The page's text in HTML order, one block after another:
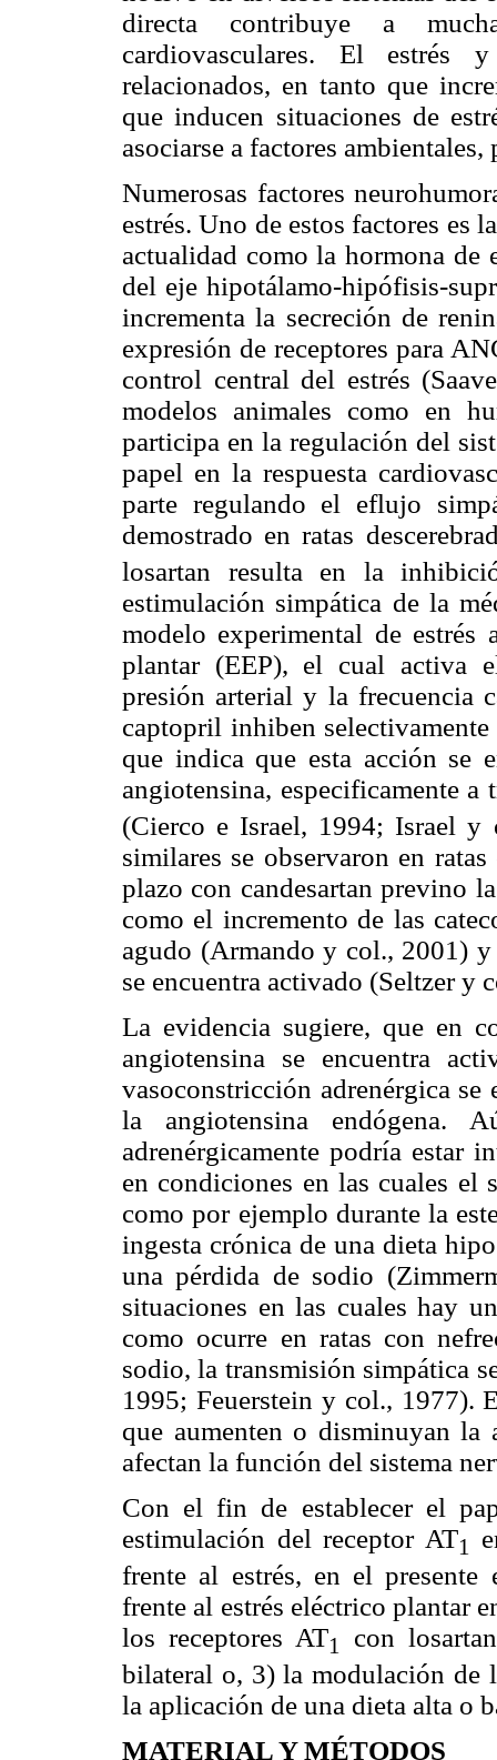
directa contribuye a
cardiovasculares. El estrés
relacionados, en tanto que
que inducen situaciones de
asociarse a factores
Numerosas factores
estrés. Uno de estos factores es
actualidad como la hormona de
del eje hipotálamo-hipófisis-
incrementa la secreción de
expresión de receptores para
control central del estrés
modelos animales como en
participa en la regulación del
papel en la respuesta
parte regulando el eflujo
demostrado en ratas
losartan resulta en la
estimulación simpática de la
modelo experimental de
plantar (EEP), el cual activa
presión arterial y la frecuencia
captopril inhiben
que indica que esta acción se
angiotensina, especificamente
(Cierco e Israel, 1994; Israel y
similares se observaron en
plazo con candesartan previno
como el incremento de las
agudo (Armando y col., 2001) y
se encuentra activado (Seltzer y
La evidencia sugiere, que en
angiotensina se encuentra
vasoconstricción adrenérgica se
la angiotensina endógena.
adrenérgicamente podría estar
en condiciones en las cuales el
como por ejemplo durante la
ingesta crónica de una dieta
una pérdida de sodio
situaciones en las cuales hay
como ocurre en ratas con
sodio, la transmisión simpática
1995; Feuerstein y col., 1977).
que aumenten o disminuyan la
afectan la función del sistema
Con el fin de establecer el
estimulación del receptor AT1
frente al estrés, en el presente
frente al estrés eléctrico plantar
los receptores AT1
con
bilateral o, 3) la modulación de
la aplicación de una dieta alta o
MATERIAL Y MÉTODOS